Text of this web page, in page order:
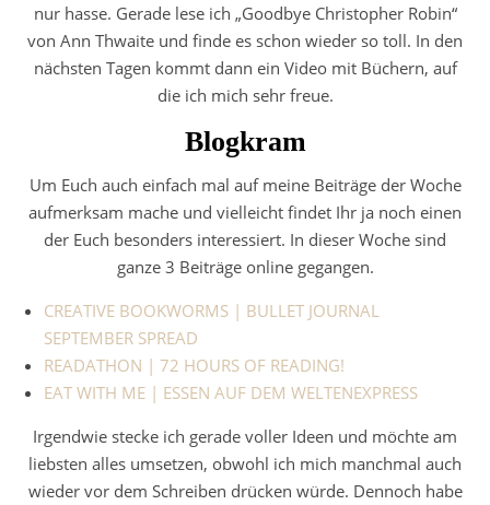
nur hasse. Gerade lese ich „Goodbye Christopher Robin“
von Ann Thwaite und finde es schon wieder so toll. In den
nächsten Tagen kommt dann ein Video mit Büchern, auf
die ich mich sehr freue.
Blogkram
Um Euch auch einfach mal auf meine Beiträge der Woche
aufmerksam mache und vielleicht findet Ihr ja noch einen
der Euch besonders interessiert. In dieser Woche sind
ganze 3 Beiträge online gegangen.
CREATIVE BOOKWORMS | BULLET JOURNAL
SEPTEMBER SPREAD
READATHON | 72 HOURS OF READING!
EAT WITH ME | ESSEN AUF DEM WELTENEXPRESS
Irgendwie stecke ich gerade voller Ideen und möchte am
liebsten alles umsetzen, obwohl ich mich manchmal auch
wieder vor dem Schreiben drücken würde. Dennoch habe